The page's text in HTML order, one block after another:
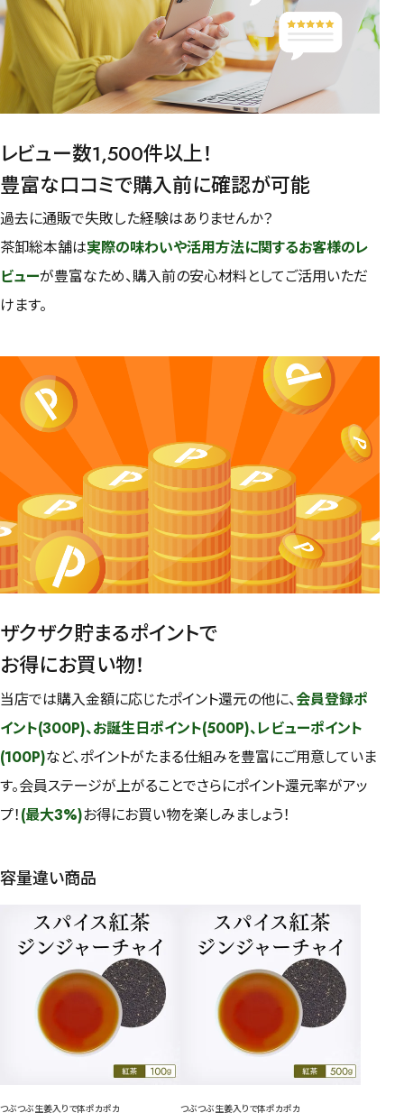
レビュー数1,500件以上！
豊富な口コミで購入前に確認が可能
過去に通販で失敗した経験はありませんか？
茶卸総本舗は実際の味わいや活用方法に関するお客様のレ
ビューが豊富なため、購入前の安心材料としてご活用いただ
けます。
ザクザク貯まるポイントで
お得にお買い物！
当店では購入金額に応じたポイント還元の他に、会員登録ポ
イント(300P)、お誕生日ポイント(500P)、レビューポイント
(100P)など、ポイントがたまる仕組みを豊富にご用意していま
す。会員ステージが上がることでさらにポイント還元率がアッ
プ！(最大3%)お得にお買い物を楽しみましょう！
容量違い商品
つぶつぶ生姜入りで体ポカポカ つぶつぶ生姜入りで体ポカポカ